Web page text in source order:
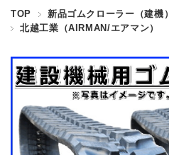
TOP
新品ゴムクローラー（建機）
北越工業（AIRMAN/エアマン）